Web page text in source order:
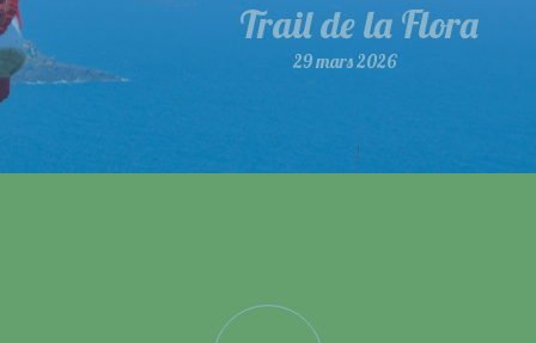
Trail de la Flora
29 mars 2026